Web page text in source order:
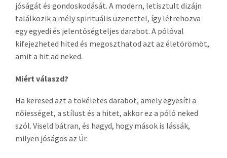
jóságát és gondoskodását. A modern, letisztult dizájn
találkozik a mély spirituális üzenettel, így létrehozva
egy egyedi és jelentőségteljes darabot. A pólóval
kifejezheted hited és megoszthatod azt az életörömöt,
amit a hit ad neked.
Miért válaszd?
Ha keresed azt a tökéletes darabot, amely egyesíti a
nőiességet, a stílust és a hitet, akkor ez a póló neked
szól. Viseld bátran, és hagyd, hogy mások is lássák,
milyen jóságos az Úr.